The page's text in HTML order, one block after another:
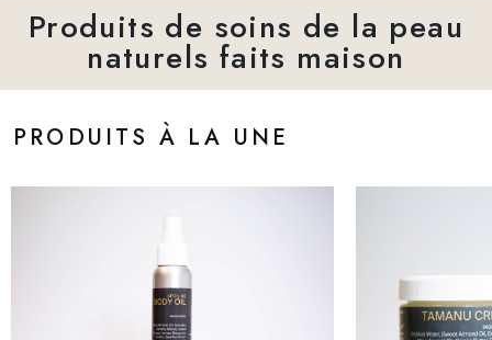
Produits de soins de la peau
naturels faits maison
PRODUITS À LA UNE